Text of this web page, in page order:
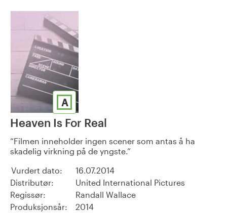
A
Heaven Is For Real
Filmen inneholder ingen scener som antas å ha
skadelig virkning på de yngste.
Vurdert dato:
16.07.2014
Distributør:
United International Pictures
Regissør:
Randall Wallace
Produksjonsår:
2014